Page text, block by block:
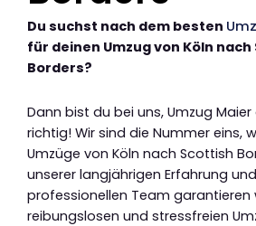
Du suchst nach dem besten
für deinen Umzug von Köln
Borders?
Dann bist du bei uns, Umzug
richtig! Wir sind die Nummer eins,
Umzüge von Köln nach Scottish
unserer langjährigen Erfahrung
professionellen Team garantieren
reibungslosen und stressfreien